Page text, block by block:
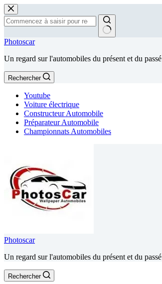
Passer
au
contenu
Aucun
Photoscar
Un regard sur l'automobiles du présent et du passé
Rechercher
Youtube
Voiture électrique
Constructeur Automobile
Préparateur Automobile
Championnats Automobiles
Photoscar
Un regard sur l'automobiles du présent et du passé
Rechercher